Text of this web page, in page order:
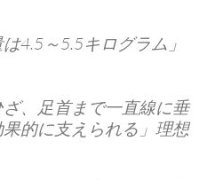
4.5～5.5キログラム」
、足首まで一直線に垂
的に支えられる」理想